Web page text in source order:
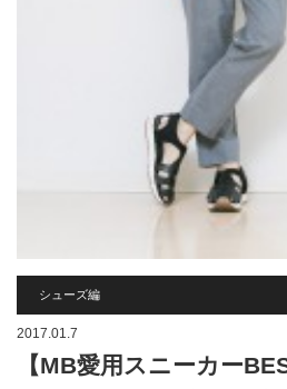
シューズ編
2017.01.7
【MB愛用スニーカー